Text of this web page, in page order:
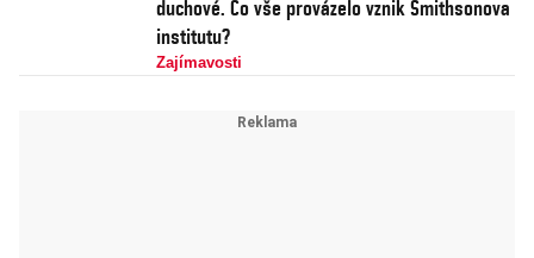
duchové. Co vše provázelo vznik Smithsonova
institutu?
Zajímavosti